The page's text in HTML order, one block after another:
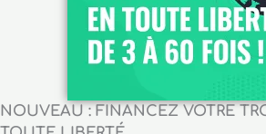
TOUTE LIBERTÉ,
DE 3 À 60 FOIS !